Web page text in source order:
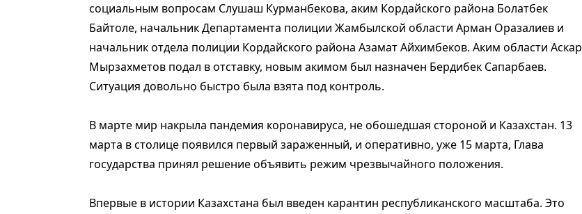
социальным вопросам Слушаш Курманбекова, аким Кордайского района Болатбек
Байтоле, начальник Департамента полиции Жамбылской области Арман Оразалиев и
начальник отдела полиции Кордайского района Азамат Айхимбеков. Аким области Аскар
Мырзахметов подал в отставку, новым акимом был назначен Бердибек Сапарбаев.
Ситуация довольно быстро была взята под контроль.
В марте мир накрыла пандемия коронавируса, не обошедшая стороной и Казахстан. 13
марта в столице появился первый зараженный, и оперативно, уже 15 марта, Глава
государства принял решение объявить режим чрезвычайного положения.
Впервые в истории Казахстана был введен карантин республиканского масштаба. Это